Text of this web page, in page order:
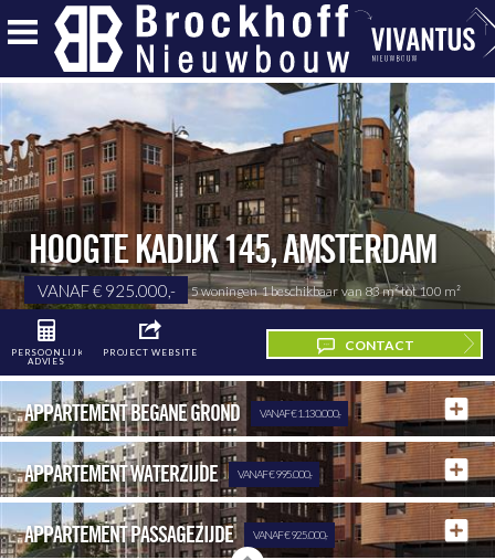
PERSOONLIJK
ADVIES
PROJECT WEBSITE CONTACT
HOOGTE KADIJK 145,AMSTERDAM
VANAF € 925.000,- 5 woningen 1 beschikbaar van 83 m²tot 100 m²
APPARTEMENT BEGANE GROND VANAF € 1.130.000,-
APPARTEMENT WATERZIJDE VANAF € 995.000,-
APPARTEMENT PASSAGEZIJDE VANAF € 925.000,-